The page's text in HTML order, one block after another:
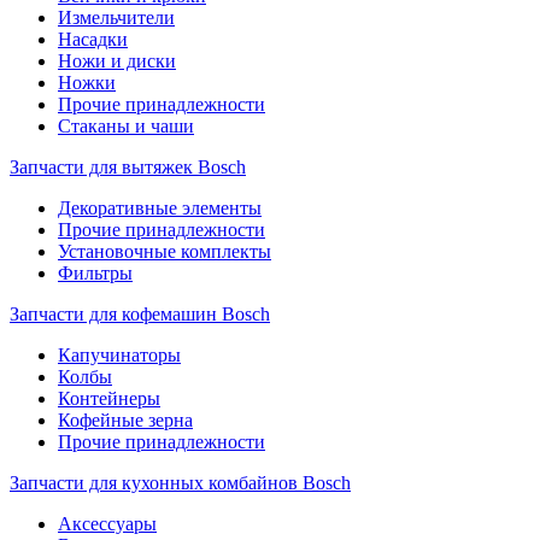
Измельчители
Насадки
Ножи и диски
Ножки
Прочие принадлежности
Стаканы и чаши
Запчасти для вытяжек Bosch
Декоративные элементы
Прочие принадлежности
Установочные комплекты
Фильтры
Запчасти для кофемашин Bosch
Капучинаторы
Колбы
Контейнеры
Кофейные зерна
Прочие принадлежности
Запчасти для кухонных комбайнов Bosch
Аксессуары